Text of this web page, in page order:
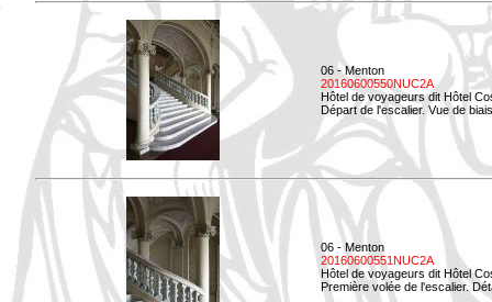
06 - Menton
20160600550NUC2A
Hôtel de voyageurs dit Hôtel
Départ de l'escalier. Vue de
06 - Menton
20160600551NUC2A
Hôtel de voyageurs dit Hôtel
Première volée de l'escalier.